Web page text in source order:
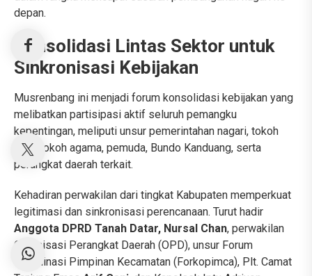
depan.
Konsolidasi Lintas Sektor untuk
Sinkronisasi Kebijakan
Musrenbang ini menjadi forum konsolidasi kebijakan yang
melibatkan partisipasi aktif seluruh pemangku
kepentingan, meliputi unsur pemerintahan nagari, tokoh
adat, tokoh agama, pemuda, Bundo Kanduang, serta
perangkat daerah terkait.
Kehadiran perwakilan dari tingkat Kabupaten memperkuat
legitimasi dan sinkronisasi perencanaan. Turut hadir
Anggota DPRD Tanah Datar, Nursal Chan, perwakilan
Organisasi Perangkat Daerah (OPD), unsur Forum
Koordinasi Pimpinan Kecamatan (Forkopimca), Plt. Camat